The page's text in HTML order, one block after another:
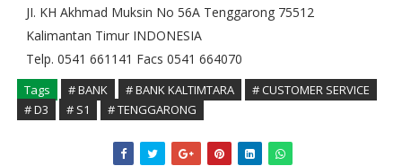
JI. KH Akhmad Muksin No 56A Tenggarong 75512
Kalimantan Timur INDONESIA
Telp. 0541 661141 Facs 0541 664070
Tags # BANK # BANK KALTIMTARA
# CUSTOMER SERVICE
# D3
# S1 # TENGGARONG